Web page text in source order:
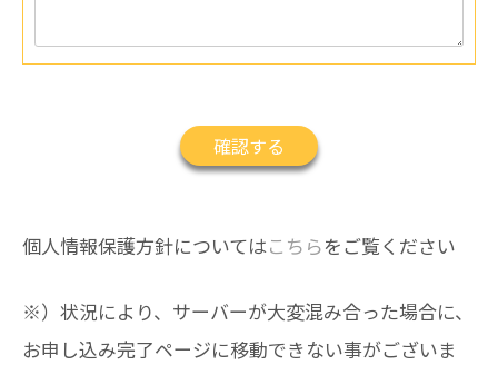
個人情報保護方針についてはこちらをご覧ください
※）状況により、サーバーが大変混み合った場合に、
お申し込み完了ページに移動できない事がございま